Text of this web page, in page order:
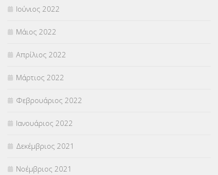
Ιούνιος 2022
Μάιος 2022
Απρίλιος 2022
Μάρτιος 2022
Φεβρουάριος 2022
Ιανουάριος 2022
Δεκέμβριος 2021
Νοέμβριος 2021